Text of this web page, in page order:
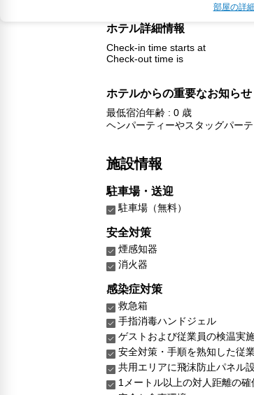
部屋の詳
ホテル詳細情報
Check-in time starts at
Check-out time is
ホテルからの重要なお知らせ
最低宿泊年齢 : 0 歳
ヘンパーティーやスタッグパー
施設情報
駐車場・送迎
駐車場（無料）
安全対策
煙感知器
消火器
感染症対策
救急箱
手指消毒ハンドジェル
ゲストおよび従業員の検温実
安全対策・手順を熟知した従
共用エリアに飛沫防止パネル
1メートル以上の対人距離の確